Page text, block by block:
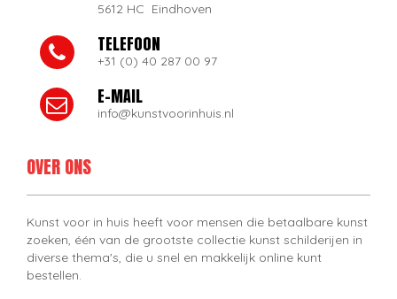
5612 HC Eindhoven
TELEFOON
+31 (0) 40 287 00 97
E-MAIL
info@kunstvoorinhuis.nl
OVER ONS
Kunst voor in huis heeft voor mensen die betaalbare kunst
zoeken, één van de grootste collectie kunst schilderijen in
diverse thema's, die u snel en makkelijk online kunt
bestellen.